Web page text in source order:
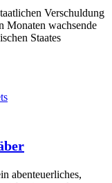
Verschuldung
Monaten wachsende
Staates
abenteuerliches,